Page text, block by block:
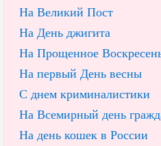
На Великий Пост
На День джигита
На Прощенное
На первый День весны
С днем криминалистики
На Всемирный день
На день кошек в России